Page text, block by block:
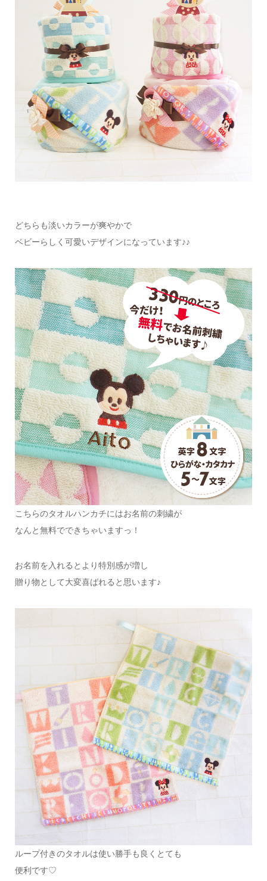
どちらも淡いカラーが爽やかで
ベビーらしく可愛いデザインになっています♪♪
こちらのタオルハンカチにはお名前の刺繍が
なんと無料でできちゃいますっ！
お名前を入れるとより特別感が増し
贈り物として大変喜ばれると思います♪
ループ付きのタオルは使い勝手も良くとても
便利です♡